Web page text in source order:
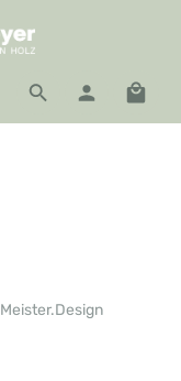
Meister.Design